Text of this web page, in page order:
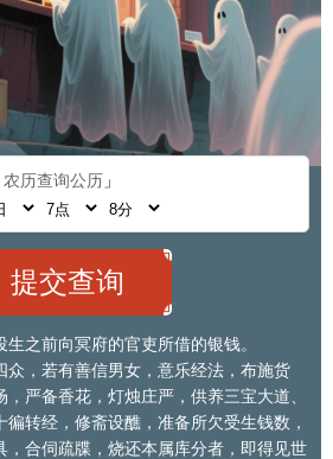
农历查询公历 」
之前向冥府的官吏所借的银钱。
众，若有善信男女，意乐经法，布施货
严备香花，灯烛庄严，供养三宝大道、
转经，修斋设醮，准备所欠受生钱数，
，合伺疏牒，烧还本属库分者，即得见世